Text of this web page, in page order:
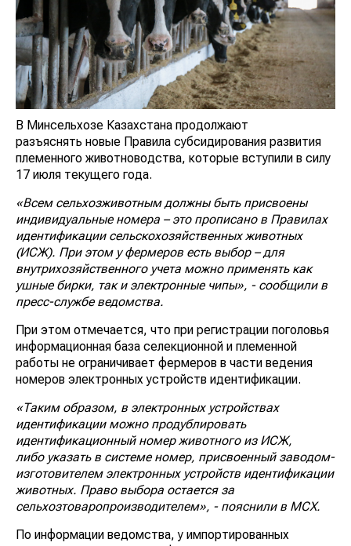
В Минсельхозе Казахстана продолжают
разъяснять новые Правила субсидирования развития
племенного животноводства, которые вступили в силу
17 июля текущего года.
«Всем сельхозживотным должны быть присвоены
индивидуальные номера – это прописано в Правилах
идентификации сельскохозяйственных животных
(ИСЖ). При этом у фермеров есть выбор – для
внутрихозяйственного учета можно применять как
ушные бирки, так и электронные чипы», - сообщили в
пресс-службе ведомства.
При этом отмечается, что при регистрации поголовья
информационная база селекционной и племенной
работы не ограничивает фермеров в части ведения
номеров электронных устройств идентификации.
«Таким образом, в электронных устройствах
идентификации можно продублировать
идентификационный номер животного из ИСЖ,
либо указать в системе номер, присвоенный заводом-
изготовителем электронных устройств идентификации
животных. Право выбора остается за
сельхозтоваропроизводителем», - пояснили в МСХ.
По информации ведомства, у импортированных